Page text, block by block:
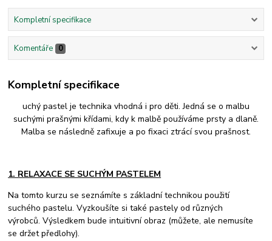
Kompletní specifikace
Komentáře 0
Kompletní specifikace
uchý pastel je technika vhodná i pro děti. Jedná se o malbu
suchými prašnými křídami, kdy k malbě používáme prsty a dlaně.
Malba se následně zafixuje a po fixaci ztrácí svou prašnost.
1. RELAXACE SE SUCHÝM PASTELEM
Na tomto kurzu se seznámíte s základní technikou použití
suchého pastelu. Vyzkoušíte si také pastely od různých
výrobců. Výsledkem bude intuitivní obraz (můžete, ale nemusíte
se držet předlohy).